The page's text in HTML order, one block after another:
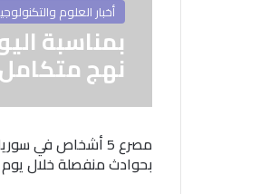
أخبار العلوم
بمناسبة
نهج
مصرع 5 أشخاص في
بحوادث منفصلة خلال